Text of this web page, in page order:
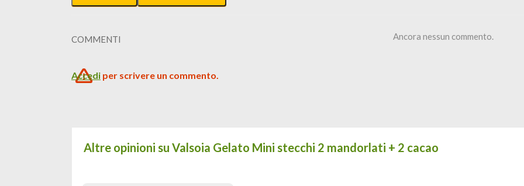
COMMENTI Ancora nessun commento.
Accedi per scrivere un commento.
Altre opinioni su Valsoia Gelato Mini stecchi 2 mandorlati + 2 cacao